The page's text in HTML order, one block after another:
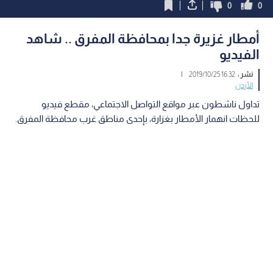
0
0
أمطار غزيرة جدا بمحافظة المفرق .. شاهد
الفيديو
نشر :16:32 2019/10/25
|
الأردن
تداول ناشطون عبر مواقع التواصل الاجتماعي، مقطع فيديو
للحظات انهمار الأمطار بغزارة، بإحدى مناطق غرب محافظة المفرق.